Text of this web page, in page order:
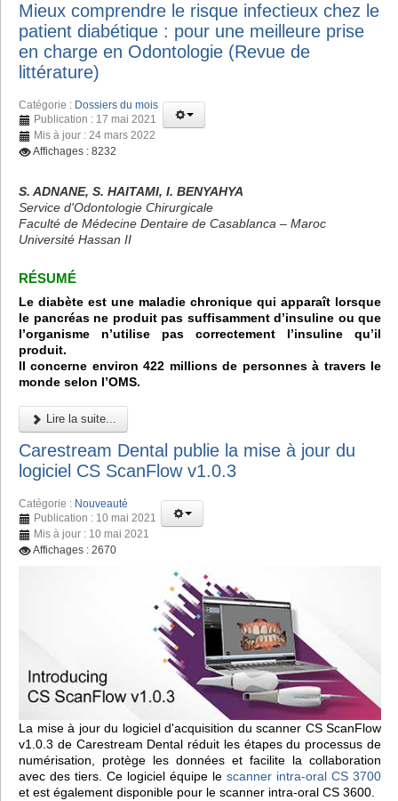
Mieux comprendre le risque infectieux chez le
patient diabétique : pour une meilleure prise
en charge en Odontologie (Revue de
littérature)
Catégorie : Dossiers du mois
Publication : 17 mai 2021
Mis à jour : 24 mars 2022
Affichages : 8232
S. ADNANE, S. HAITAMI, I. BENYAHYA
Service d'Odontologie Chirurgicale
Faculté de Médecine Dentaire de Casablanca – Maroc
Université Hassan II
RÉSUMÉ
Le diabète est une maladie chronique qui apparaît lorsque
le pancréas ne produit pas suffisamment d’insuline ou que
l’organisme n’utilise pas correctement l’insuline qu’il
produit.
Il concerne environ 422 millions de personnes à travers le
monde selon l’OMS.
Lire la suite...
Carestream Dental publie la mise à jour du
logiciel CS ScanFlow v1.0.3
Catégorie : Nouveauté
Publication : 10 mai 2021
Mis à jour : 10 mai 2021
Affichages : 2670
La mise à jour du logiciel d'acquisition du scanner CS ScanFlow
v1.0.3 de Carestream Dental réduit les étapes du processus de
numérisation, protège les données et facilite la collaboration
avec des tiers. Ce logiciel équipe le scanner intra-oral CS 3700
et est également disponible pour le scanner intra-oral CS 3600.